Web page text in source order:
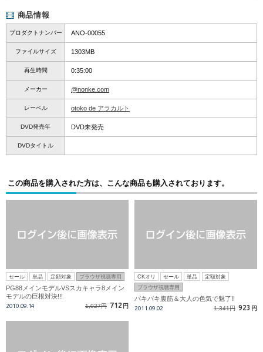
商品情報
プロダクトナンバー ANO-00055
ファイルサイズ 1303MB
再生時間 0:35:00
メーカー @nonke.com
レーベル otoko de アラカルト
DVD発売年 DVD未発売
DVDタイトル
この商品を購入された方は、こんな商品も購入されております。
セール 単品 定額対象 ブラウザ視聴専用
PG88メインモデルVSスカキャラ8メイン
モデルの巨根対決!!!
2010.09.14 1,027円 712 円
CKオリ セール 単品
定額対象
ブラウザ視聴専用
バキバキ腹筋＆大人の色気で魅了!!
2011.09.02 1,341円 923 円